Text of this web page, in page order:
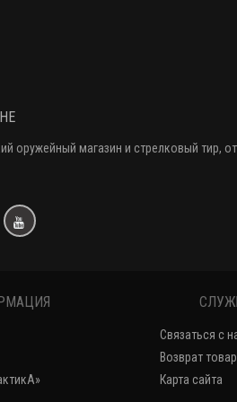
оружейный магазин и стрелковый тир,
Связаться с
Возврат
Карта сайта